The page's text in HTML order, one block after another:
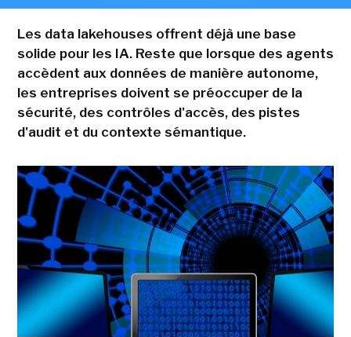
Les data lakehouses offrent déjà une base
solide pour les IA. Reste que lorsque des agents
accèdent aux données de manière autonome,
les entreprises doivent se préoccuper de la
sécurité, des contrôles d'accès, des pistes
d'audit et du contexte sémantique.